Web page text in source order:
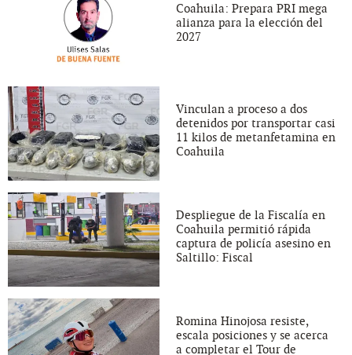
Coahuila: Prepara PRI mega
alianza para la elección del
2027
Vinculan a proceso a dos
detenidos por transportar casi
11 kilos de metanfetamina en
Coahuila
Despliegue de la Fiscalía en
Coahuila permitió rápida
captura de policía asesino en
Saltillo: Fiscal
Romina Hinojosa resiste,
escala posiciones y se acerca
a completar el Tour de